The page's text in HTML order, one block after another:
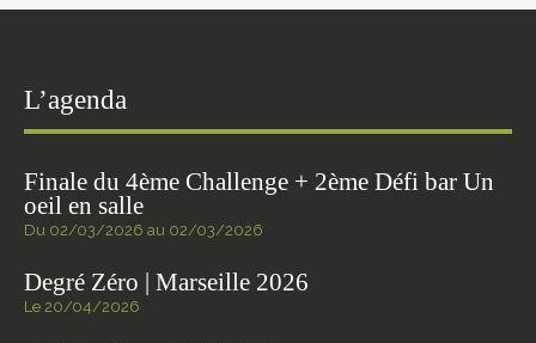
L’agenda
Finale du 4ème Challenge + 2ème Défi bar Un
oeil en salle
Du 02/03/2026 au 02/03/2026
Degré Zéro | Marseille 2026
Le 20/04/2026